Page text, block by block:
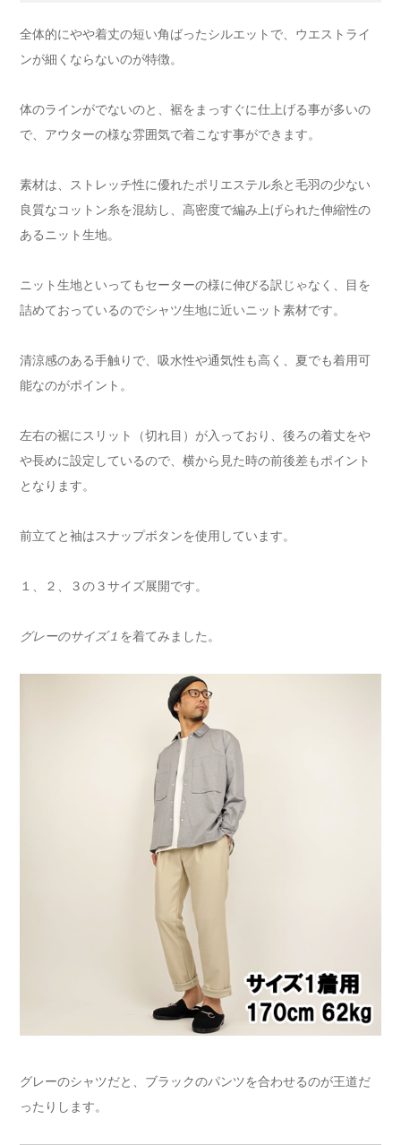
全体的にやや着丈の短い角ばったシルエットで、ウエストライ
ンが細くならないのが特徴。
体のラインがでないのと、裾をまっすぐに仕上げる事が多いの
で、アウターの様な雰囲気で着こなす事ができます。
素材は、ストレッチ性に優れたポリエステル糸と毛羽の少ない
良質なコットン糸を混紡し、高密度で編み上げられた伸縮性の
あるニット生地。
ニット生地といってもセーターの様に伸びる訳じゃなく、目を
詰めておっているのでシャツ生地に近いニット素材です。
清涼感のある手触りで、吸水性や通気性も高く、夏でも着用可
能なのがポイント。
左右の裾にスリット（切れ目）が入っており、後ろの着丈をや
や長めに設定しているので、横から見た時の前後差もポイント
となります。
前立てと袖はスナップボタンを使用しています。
１、２、３の３サイズ展開です。
グレーのサイズ１ を着てみました。
グレーのシャツだと、ブラックのパンツを合わせるのが王道だ
ったりします。